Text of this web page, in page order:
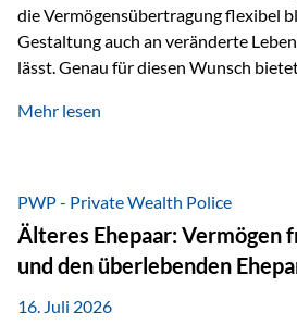
die Vermögensübertragung flexibel
Gestaltung auch an veränderte
lässt. Genau für diesen Wunsch
Vienna-Life eine interessante Lösung.
Ausgangssituation Stellen Sie sich
Großeltern haben über viele Jahre
Wunsch ist es, dieses Vermögen
Kindern, sondern langfristig auch den
Mehr lesen
PWP - Private Wealth Police
Älteres Ehepaar: Vermögen
und den überlebenden
16. Juli 2026